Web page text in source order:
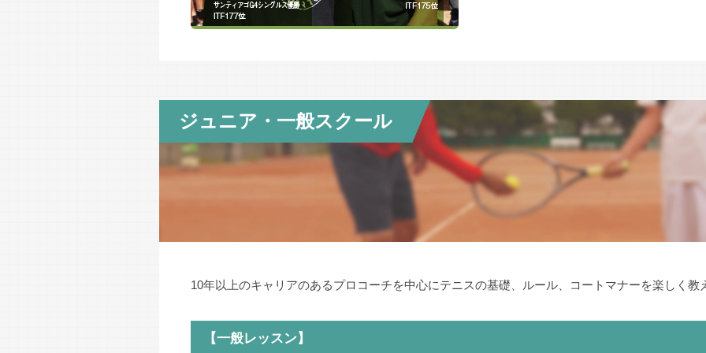
ジュニア・一般スクール
10年以上のキャリアのあるプロコーチを中心にテニスの基礎、ルール、コートマナーを楽しく教
【一般レッスン】